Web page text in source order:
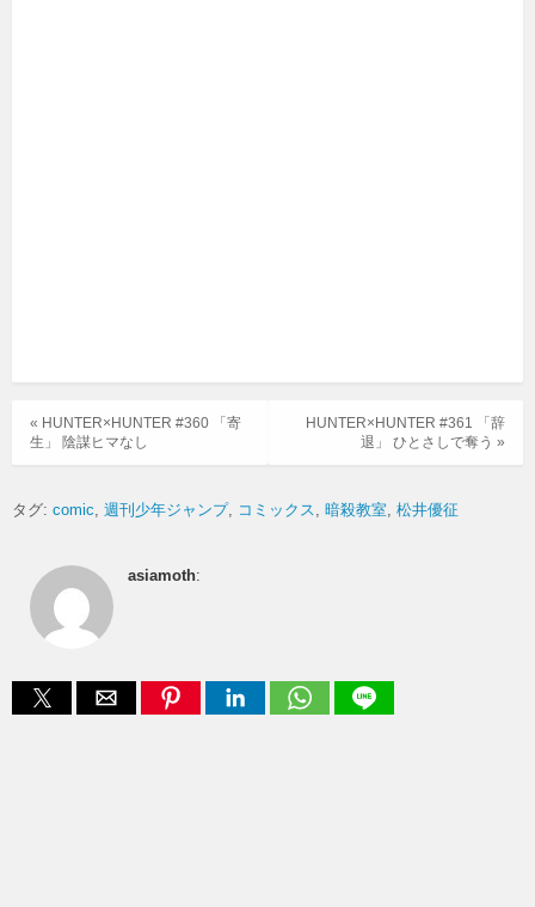
HUNTER×HUNTER #361 「辞
退」 ひとさしで奪う »
« HUNTER×HUNTER #360 「寄
生」 陰謀ヒマなし
タグ: comic 週刊少年ジャンプ コミックス 暗殺教室 松井優征
asiamoth: